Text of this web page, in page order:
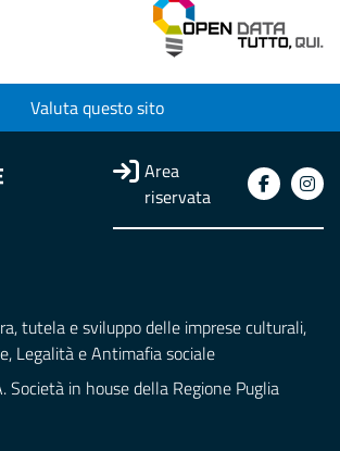
Valuta questo sito
Area
riservata
tutela e sviluppo delle imprese culturali,
Legalità e Antimafia sociale
Società in house della Regione Puglia